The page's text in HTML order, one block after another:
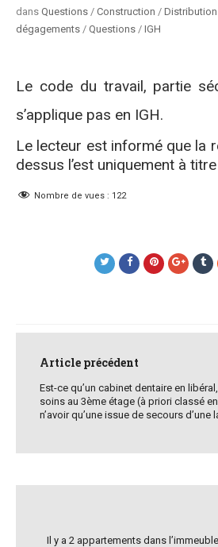
by
dans Posted
in
Questions / Construction /
dégagements / Questions / IGH
Le code du travail, partie sécurité incendie, ne
s’applique pas en IGH.
Le lecteur est informé que la
dessus l’est uniquement à
Nombre de vues : 122
navigation
Article précédent
Est-ce qu’un cabinet dentaire en
soins au 3ème étage (à priori classé en
n’avoir qu’une issue de secours d’une
Il y a 2 appartements dans